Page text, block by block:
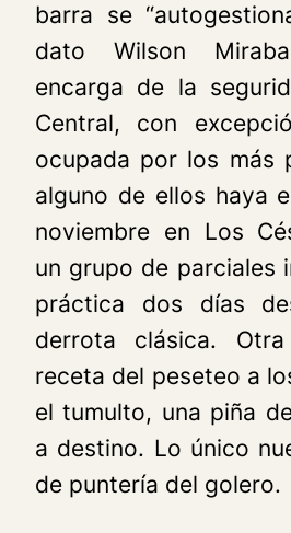
barra se
dato Wilson
encarga de la
Central, con
ocupada por los más
alguno de ellos haya
noviembre en Los
un grupo de parciales
práctica dos días
derrota clásica.
receta del peseteo a
el tumulto, una piña
a destino. Lo único
de puntería del golero.